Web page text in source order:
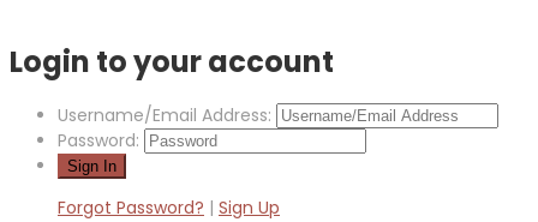
Login to your account
Username/Email Address:
Password:
Forgot Password? | Sign Up